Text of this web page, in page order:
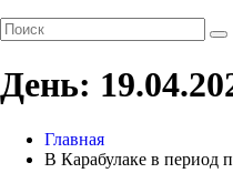
День:
Главная
В Карабулаке в период